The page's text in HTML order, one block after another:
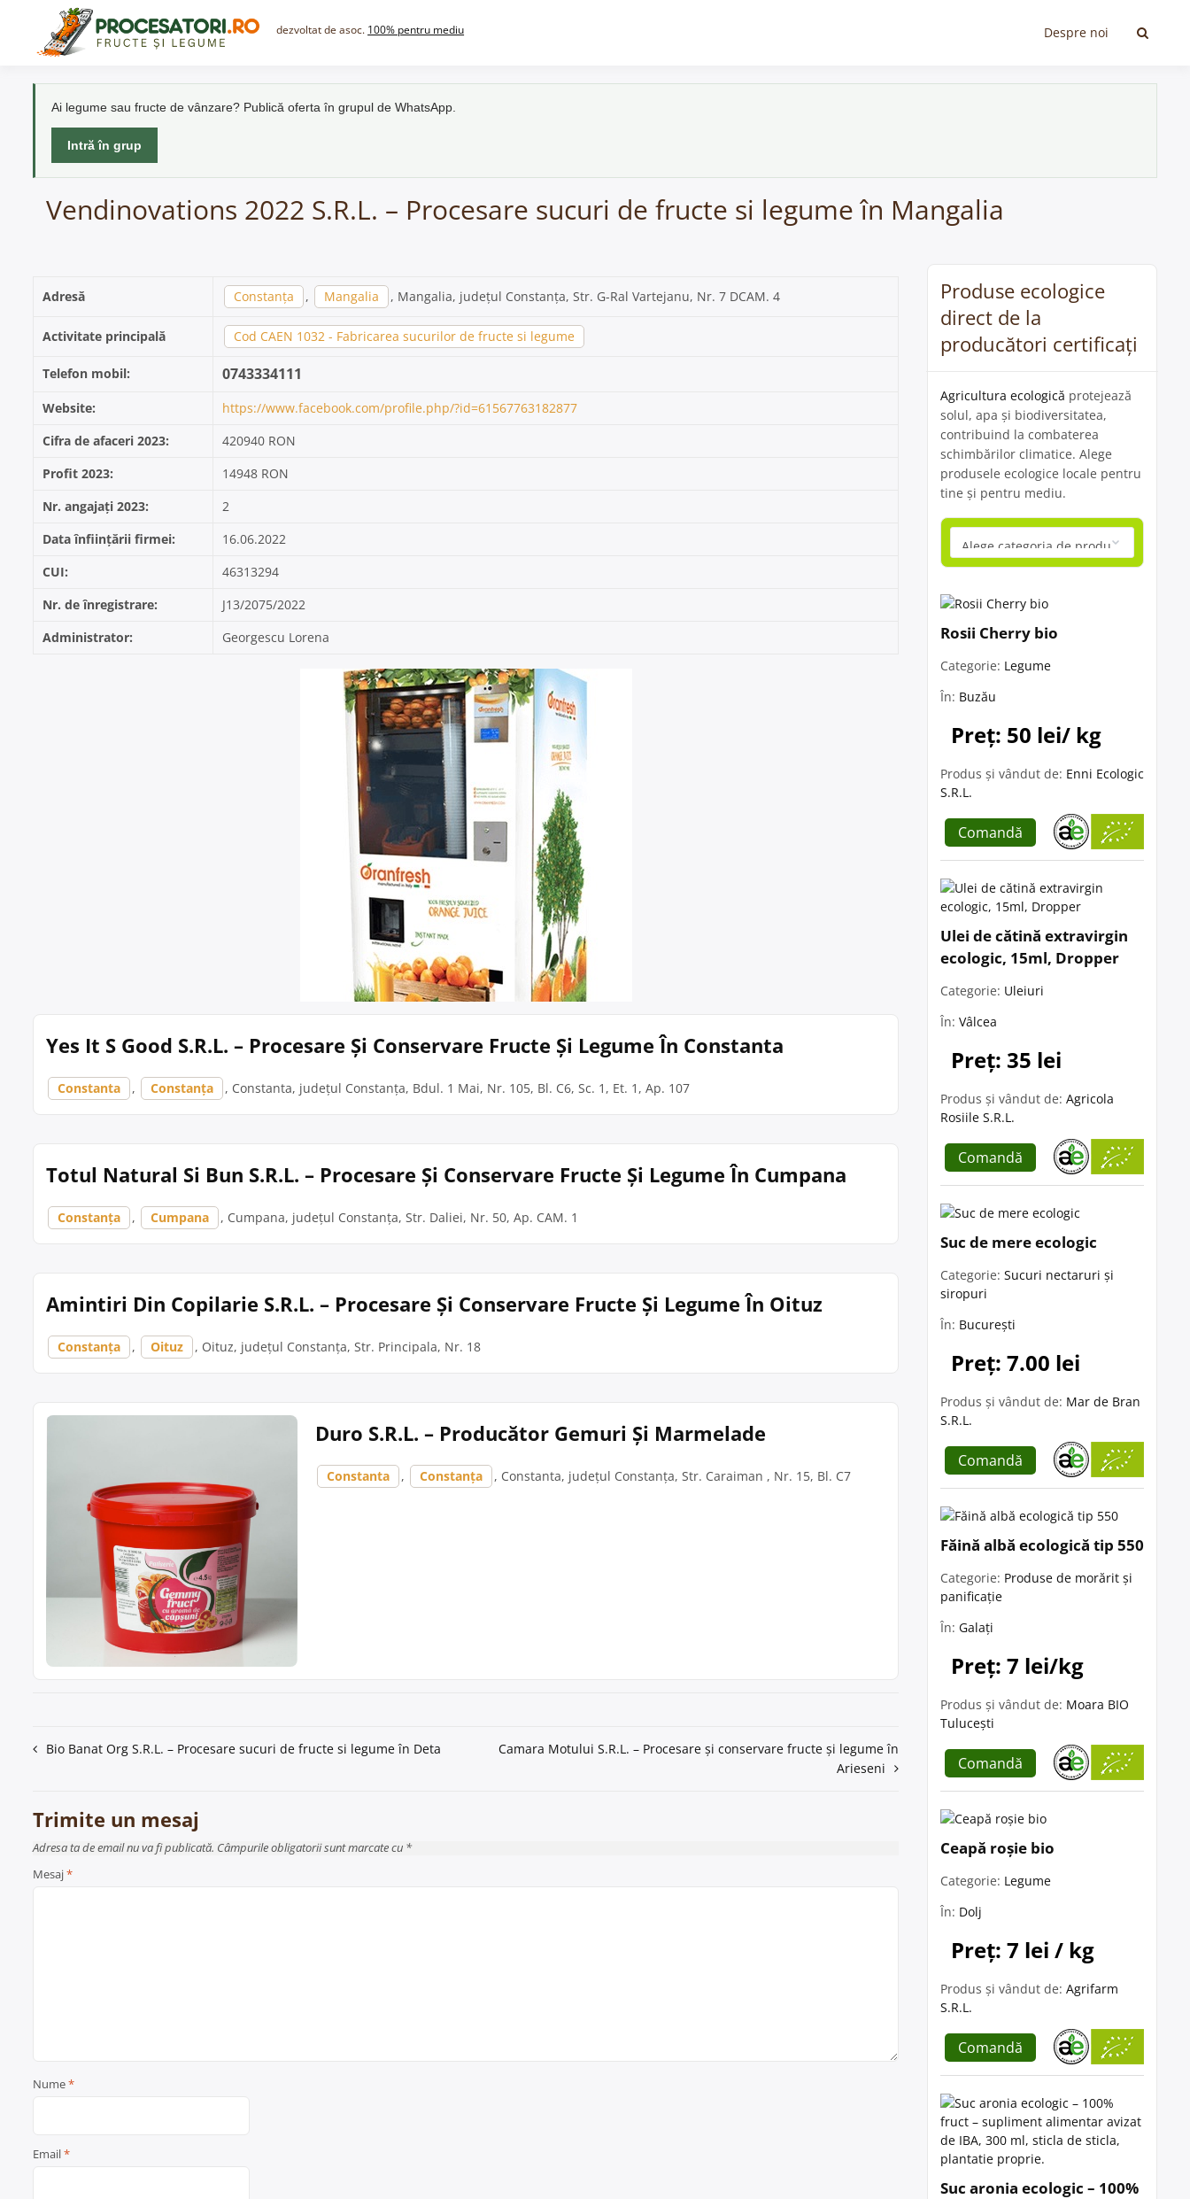
content
dezvoltat de asoc. 100% pentru mediu Despre noi
Ai legume sau fructe de vânzare? Publică oferta în grupul de WhatsApp.
Intră în grup
Vendinovations 2022 S.R.L. – Procesare sucuri de fructe si legume în Mangalia
Adresă Constanța , Mangalia , Mangalia, județul Constanța, Str. G-Ral Vartejanu, Nr. 7 DCAM. 4
Activitate principală Cod CAEN 1032 - Fabricarea sucurilor de fructe si legume
Telefon mobil: 0743334111
Website:
https://www.facebook.com/profile.php/?id=61567763182877
Cifra de afaceri 2023:
420940 RON
Profit 2023:
14948 RON
Nr. angajați 2023:
2
Data înființării firmei:
16.06.2022
CUI:
46313294
Nr. de înregistrare:
J13/2075/2022
Administrator:
Georgescu Lorena
Yes It S Good S.R.L. – Procesare Și Conservare Fructe Și Legume În Constanta
Constanta , Constanța , Constanta, județul Constanța, Bdul. 1 Mai, Nr. 105, Bl. C6, Sc. 1, Et. 1, Ap. 107
Totul Natural Si Bun S.R.L. – Procesare Și Conservare Fructe Și Legume În Cumpana
Constanța , Cumpana , Cumpana, județul Constanța, Str. Daliei, Nr. 50, Ap. CAM. 1
Amintiri Din Copilarie S.R.L. – Procesare Și Conservare Fructe Și Legume În Oituz
Constanța , Oituz , Oituz, județul Constanța, Str. Principala, Nr. 18
Duro S.R.L. – Producător Gemuri Și Marmelade
Constanta , Constanța , Constanta, județul Constanța, Str. Caraiman , Nr. 15, Bl. C7
Navigare
articole
Bio Banat Org S.R.L. – Procesare sucuri de fructe si legume în Deta
Camara Motului S.R.L. – Procesare și conservare fructe și legume în
Arieseni
Trimite un mesaj
Adresa ta de email nu va fi publicată. Câmpurile obligatorii sunt marcate cu *
Mesaj*
Nume*
Email*
Produse ecologice
direct de la
producători certificați
Agricultura ecologică protejează
solul, apa și biodiversitatea,
contribuind la combaterea
schimbărilor climatice. Alege
produsele ecologice locale pentru
tine și pentru mediu.
Rosii Cherry bio
Categorie: Legume
În: Buzău
Preț: 50 lei/ kg
Produs și vândut de: Enni Ecologic
S.R.L.
Comandă
Ulei de cătină extravirgin
ecologic, 15ml, Dropper
Categorie: Uleiuri
În: Vâlcea
Preț: 35 lei
Produs și vândut de: Agricola
Rosiile S.R.L.
Comandă
Suc de mere ecologic
Categorie: Sucuri nectaruri și
siropuri
În: București
Preț: 7.00 lei
Produs și vândut de: Mar de Bran
S.R.L.
Comandă
Făină albă ecologică tip 550
Categorie: Produse de morărit și
panificație
În: Galați
Preț: 7 lei/kg
Produs și vândut de: Moara BIO
Tulucești
Comandă
Ceapă roșie bio
Categorie: Legume
În: Dolj
Preț: 7 lei / kg
Produs și vândut de: Agrifarm
S.R.L.
Comandă
Suc aronia ecologic – 100%